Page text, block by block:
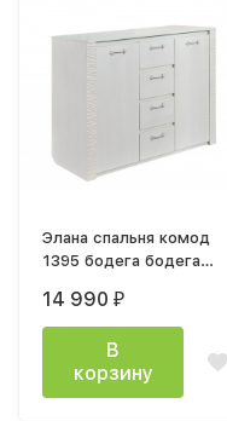
Элана спальня комод
1395 бодега бодега
14 990 ₽
В
корзину